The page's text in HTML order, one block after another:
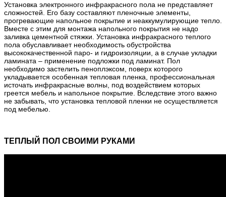
Установка электронного инфракрасного пола не представляет
сложностей. Его базу составляют пленочные элементы,
прогревающие напольное покрытие и неаккумулирующие тепло.
Вместе с этим для монтажа напольного покрытия не надо
заливка цементной стяжки. Установка инфракрасного теплого
пола обуславливает необходимость обустройства
высококачественной паро- и гидроизоляции, а в случае укладки
ламината – применение подложки под ламинат. Пол
необходимо застелить пеноплэксом, поверх которого
укладывается особенная тепловая пленка, профессиональная
источать инфракрасные волны, под воздействием которых
греется мебель и напольное покрытие. Вследствие этого важно
не забывать, что установка тепловой пленки не осуществляется
под мебелью.
ТЕПЛЫЙ ПОЛ СВОИМИ РУКАМИ